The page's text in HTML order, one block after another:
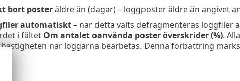
bort posteräldre än (dagar) – loggposter äldre än angivet
automatiskt– när detta valts defragmenteras loggfiler
i fältet Om antalet oanvända poster överskrider (%).
när loggarna bearbetas. Denna förbättring